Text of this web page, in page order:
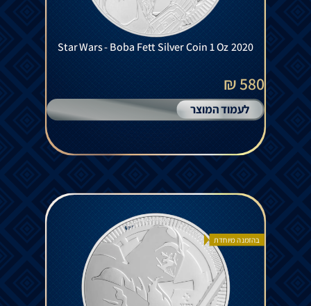
Star Wars - Boba Fett Silver Coin 1 Oz 2020
580 ₪
לעמוד המוצר
בהזמנה מיוחדת